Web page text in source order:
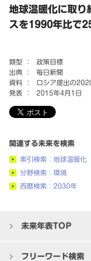
地球温暖化に取り
スを1990年比で
類型 ：
政策目標
出典 ：
毎日新聞
資料 ：
ロシア提出の
発表 ：
2015年4月1日
関連する未来を検索
索引検索：地球温暖化
分野検索：環境
西暦検索：2030年
未来年表TOP
フリーワード検索